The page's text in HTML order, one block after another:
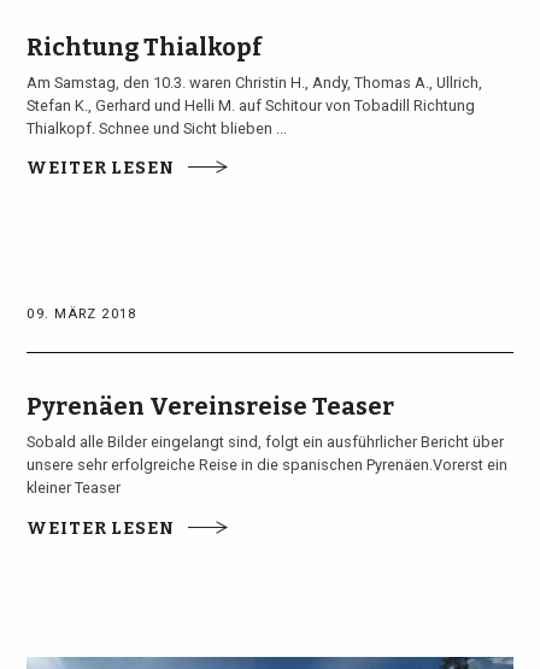
Richtung Thialkopf
Am Samstag, den 10.3. waren Christin H., Andy, Thomas A., Ullrich,
Stefan K., Gerhard und Helli M. auf Schitour von Tobadill Richtung
Thialkopf. Schnee und Sicht blieben ...
WEITER LESEN
09. MÄRZ 2018
Pyrenäen Vereinsreise Teaser
Sobald alle Bilder eingelangt sind, folgt ein ausführlicher Bericht über
unsere sehr erfolgreiche Reise in die spanischen Pyrenäen.Vorerst ein
kleiner Teaser
WEITER LESEN